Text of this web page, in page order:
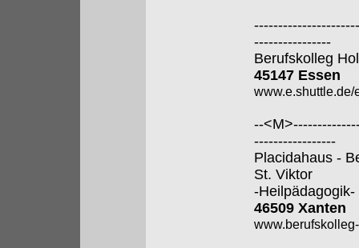
----------------
Berufskolleg
45147 Essen
www.e.shuttle.de/
--
-----------------
Placidahaus -
St. Viktor
-Heilpädagogik-
46509 Xanten